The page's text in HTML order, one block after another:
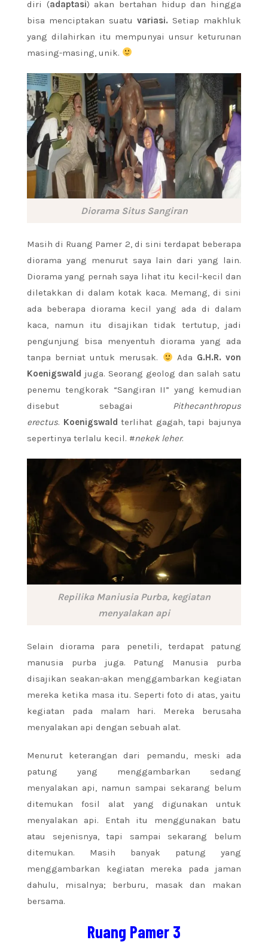
diri (adaptasi) akan bertahan hidup dan hingga
bisa menciptakan suatu variasi. Setiap makhluk
yang dilahirkan itu mempunyai unsur keturunan
masing-masing, unik.
Diorama Situs Sangiran
Masih di Ruang Pamer 2, di sini terdapat beberapa
diorama yang menurut saya lain dari yang lain.
Diorama yang pernah saya lihat itu kecil-kecil dan
diletakkan di dalam kotak kaca. Memang, di sini
ada beberapa diorama kecil yang ada di dalam
kaca, namun itu disajikan tidak tertutup, jadi
pengunjung bisa menyentuh diorama yang ada
tanpa berniat untuk merusak.
Ada G.H.R. von
Koenigswald juga. Seorang geolog dan salah satu
penemu tengkorak “Sangiran II” yang kemudian
disebut sebagai Pithecanthropus
erectus. Koenigswald terlihat gagah, tapi bajunya
sepertinya terlalu kecil. #nekek leher.
Repilika Maniusia Purba, kegiatan
menyalakan api
Selain diorama para penetili, terdapat patung
manusia purba juga. Patung Manusia purba
disajikan seakan-akan menggambarkan kegiatan
mereka ketika masa itu. Seperti foto di atas, yaitu
kegiatan pada malam hari. Mereka berusaha
menyalakan api dengan sebuah alat.
Menurut keterangan dari pemandu, meski ada
patung yang menggambarkan sedang
menyalakan api, namun sampai sekarang belum
ditemukan fosil alat yang digunakan untuk
menyalakan api. Entah itu menggunakan batu
atau sejenisnya, tapi sampai sekarang belum
ditemukan. Masih banyak patung yang
menggambarkan kegiatan mereka pada jaman
dahulu, misalnya; berburu, masak dan makan
bersama.
Ruang Pamer 3